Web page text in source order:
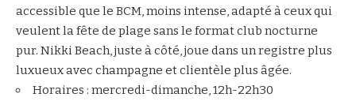
accessible que le BCM, moins intense, adapté à ceux qui
veulent la fête de plage sans le format club nocturne
pur. Nikki Beach, juste à côté, joue dans un registre plus
luxueux avec champagne et clientèle plus âgée.
Horaires : mercredi-dimanche, 12h-22h30